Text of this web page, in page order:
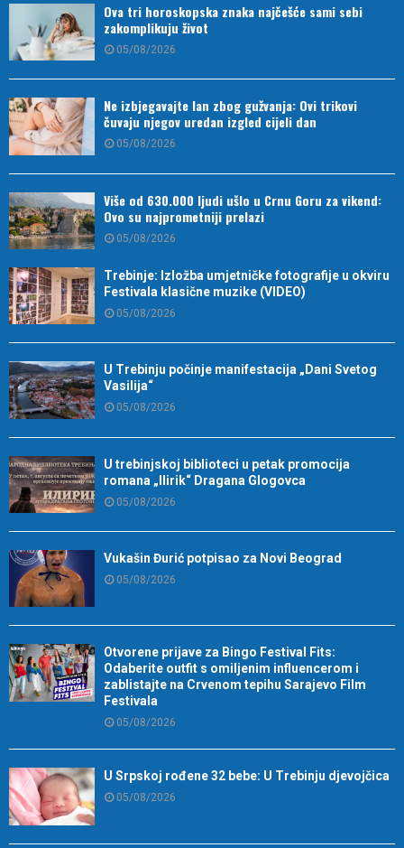
Ova tri horoskopska znaka najčešće sami sebi
zakomplikuju život
05/08/2026
Ne izbjegavajte lan zbog gužvanja: Ovi trikovi
čuvaju njegov uredan izgled cijeli dan
05/08/2026
Više od 630.000 ljudi ušlo u Crnu Goru za vikend:
Ovo su najprometniji prelazi
05/08/2026
Trebinje: Izložba umjetničke fotografije u okviru
Festivala klasične muzike (VIDEO)
05/08/2026
U Trebinju počinje manifestacija „Dani Svetog
Vasilija“
05/08/2026
U trebinjskoj biblioteci u petak promocija
romana „Ilirik“ Dragana Glogovca
05/08/2026
Vukašin Đurić potpisao za Novi Beograd
05/08/2026
Otvorene prijave za Bingo Festival Fits:
Odaberite outfit s omiljenim influencerom i
zablistajte na Crvenom tepihu Sarajevo Film
Festivala
05/08/2026
U Srpskoj rođene 32 bebe: U Trebinju djevojčica
05/08/2026